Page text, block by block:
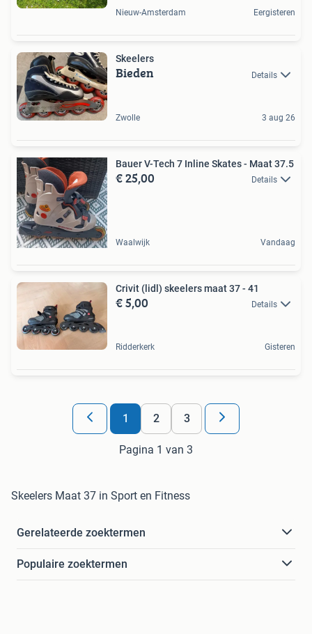
Nieuw-Amsterdam Eergisteren
Skeelers
Bieden Details
Zwolle 3 aug 26
Bauer V-Tech 7 Inline Skates - Maat 37.5
€ 25,00 Details
Waalwijk Vandaag
Crivit (lidl) skeelers maat 37 - 41
€ 5,00 Details
Ridderkerk Gisteren
1 2 3
Pagina 1 van 3
Skeelers Maat 37 in Sport en Fitness
Gerelateerde zoektermen
Populaire zoektermen